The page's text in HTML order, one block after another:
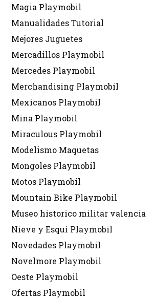
Magia Playmobil
Manualidades Tutorial
Mejores Juguetes
Mercadillos Playmobil
Mercedes Playmobil
Merchandising Playmobil
Mexicanos Playmobil
Mina Playmobil
Miraculous Playmobil
Modelismo Maquetas
Mongoles Playmobil
Motos Playmobil
Mountain Bike Playmobil
Museo historico militar valencia
Nieve y Esquí Playmobil
Novedades Playmobil
Novelmore Playmobil
Oeste Playmobil
Ofertas Playmobil